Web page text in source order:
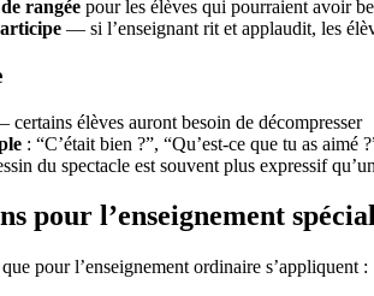
rangée pour les élèves qui pourraient avoir
— si l’enseignant rit et applaudit, les
certains élèves auront besoin de décompresser
: “C’était bien ?”, “Qu’est-ce que tu as aimé
du spectacle est souvent plus expressif
pour l’enseignement
pour l’enseignement ordinaire s’appliquent :